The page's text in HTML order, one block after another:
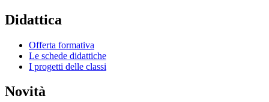
Didattica
Offerta formativa
Le schede didattiche
I progetti delle classi
Novità